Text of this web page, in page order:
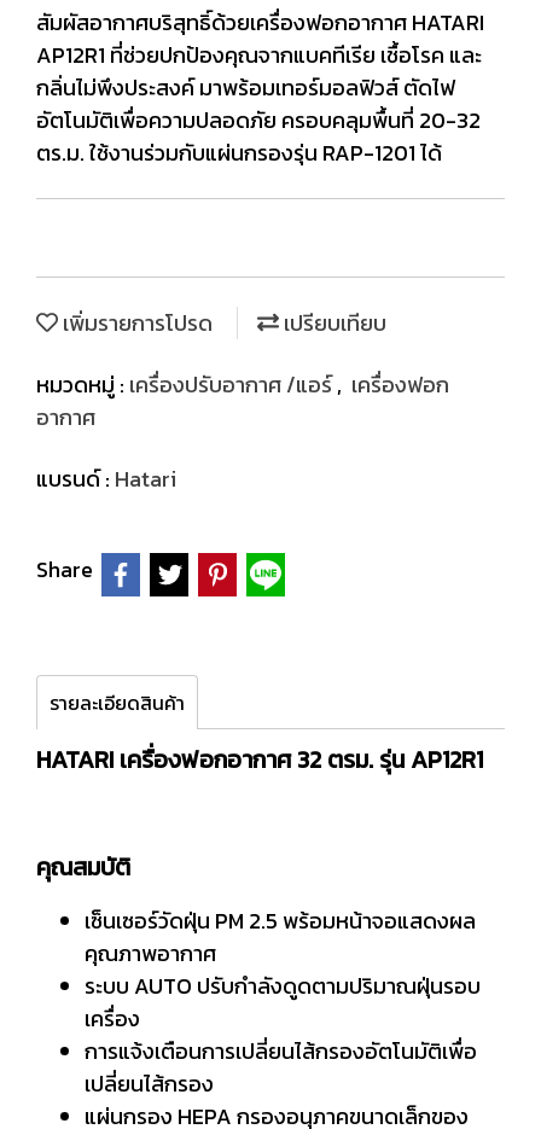
สัมผัสอากาศบริสุทธิ์ด้วยเครื่องฟอกอากาศ HATARI
AP12R1 ที่ช่วยปกป้องคุณจากแบคทีเรีย เชื้อโรค และ
กลิ่นไม่พึงประสงค์ มาพร้อมเทอร์มอลฟิวส์ ตัดไฟ
อัตโนมัติเพื่อความปลอดภัย ครอบคลุมพื้นที่ 20-32
ตร.ม. ใช้งานร่วมกับแผ่นกรองรุ่น RAP-1201 ได้
เพิ่มรายการโปรด
เปรียบเทียบ
หมวดหมู่ : เครื่องปรับอากาศ /แอร์, เครื่องฟอก
อากาศ
แบรนด์ : Hatari
Share
รายละเอียดสินค้า
HATARI เครื่องฟอกอากาศ 32 ตรม. รุ่น AP12R1
คุณสมบัติ
เซ็นเซอร์วัดฝุ่น PM 2.5 พร้อมหน้าจอแสดงผล
คุณภาพอากาศ
ระบบ AUTO ปรับกำลังดูดตามปริมาณฝุ่นรอบ
เครื่อง
การแจ้งเตือนการเปลี่ยนไส้กรองอัตโนมัติเพื่อ
เปลี่ยนไส้กรอง
แผ่นกรอง HEPA กรองอนุภาคขนาดเล็กของ